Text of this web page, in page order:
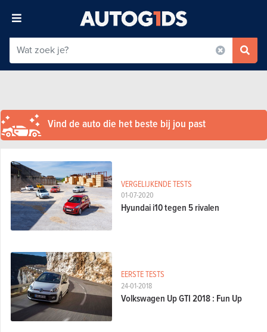
Vind de auto die het beste bij jou past
01-07-2020
VERGELIJKENDE TESTS
Hyundai i10 tegen 5 rivalen
24-01-2018
EERSTE TESTS
Volkswagen Up GTI 2018 : Fun Up